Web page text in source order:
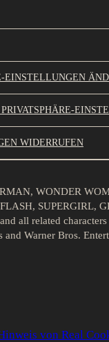
EINSTELLUNGEN
WIDERRUFEN
WONDER
SUPERGIRL,
all related
Warner Bros.
von Real